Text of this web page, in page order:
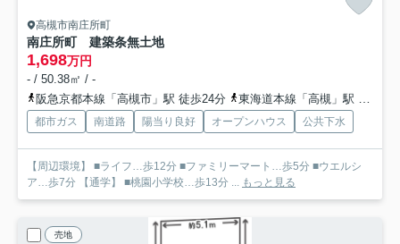
高槻市南庄所町
南庄所町 建築条無土地
1,698万円
- / 50.38㎡ / -
阪急京都本線「高槻市」駅 徒歩24分
東海道本線「高槻」駅 徒歩23分
都市ガス 南道路 陽当り良好 オープンハウス 公共下水
【周辺環境】 ■ライフ…歩12分 ■ファミリーマート…歩5分 ■ウエルシ
ア…歩7分 【通学】 ■桃園小学校…歩13分 ... もっと見る
売地